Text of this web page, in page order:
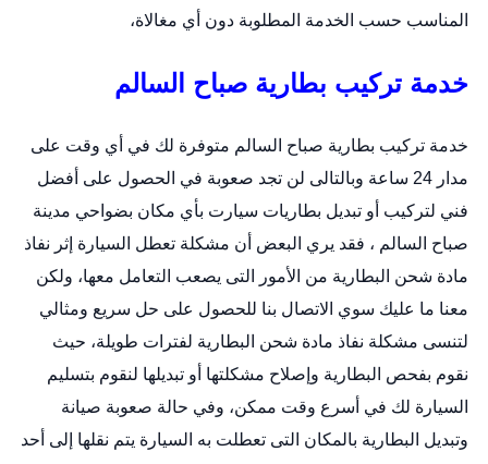
المناسب حسب الخدمة المطلوبة دون أي مغالاة،
خدمة تركيب بطارية صباح السالم
خدمة تركيب بطارية صباح السالم متوفرة لك في أي وقت على
مدار 24 ساعة وبالتالى لن تجد صعوبة في الحصول على أفضل
فني لتركيب أو تبديل بطاريات سيارت بأي مكان بضواحي مدينة
صباح السالم ، فقد يري البعض أن مشكلة تعطل السيارة إثر نفاذ
مادة شحن البطارية من الأمور التى يصعب التعامل معها، ولكن
معنا ما عليك سوي الاتصال بنا للحصول على حل سريع ومثالي
لتنسى مشكلة نفاذ مادة شحن البطارية لفترات طويلة، حيث
نقوم بفحص البطارية وإصلاح مشكلتها أو تبديلها لنقوم بتسليم
السيارة لك في أسرع وقت ممكن، وفي حالة صعوبة صيانة
وتبديل البطارية بالمكان التى تعطلت به السيارة يتم نقلها إلى أحد